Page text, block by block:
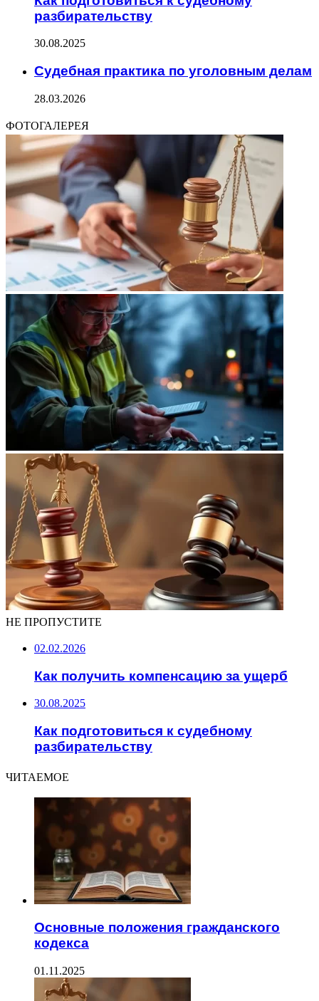
разбирательству
30.08.2025
Судебная практика по уголовным делам
28.03.2026
ФОТОГАЛЕРЕЯ
НЕ ПРОПУСТИТЕ
02.02.2026
Как получить компенсацию за ущерб
30.08.2025
Как подготовиться к судебному
разбирательству
ЧИТАЕМОЕ
Основные положения гражданского
кодекса
01.11.2025